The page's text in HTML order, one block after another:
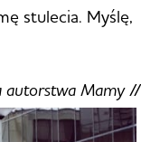
stulecia. Myślę,
autorstwa Mamy //